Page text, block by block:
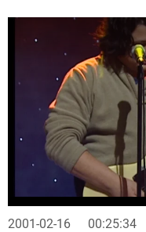
2001-02-16 00:25:34